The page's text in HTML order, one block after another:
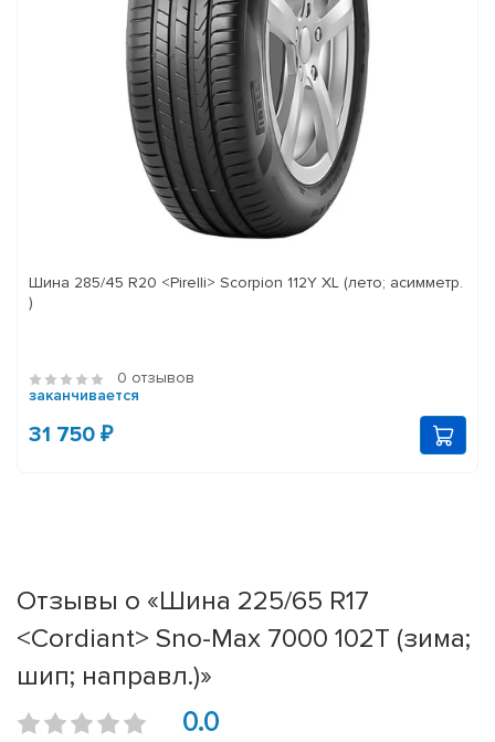
Шина 285/45 R20 <Pirelli> Scorpion 112Y XL (лето; асимметр.
)
0 отзывов
заканчивается
31 750 ₽
Отзывы о «Шина 225/65 R17
<Cordiant> Sno-Max 7000 102T (зима;
шип; направл.)»
0.0